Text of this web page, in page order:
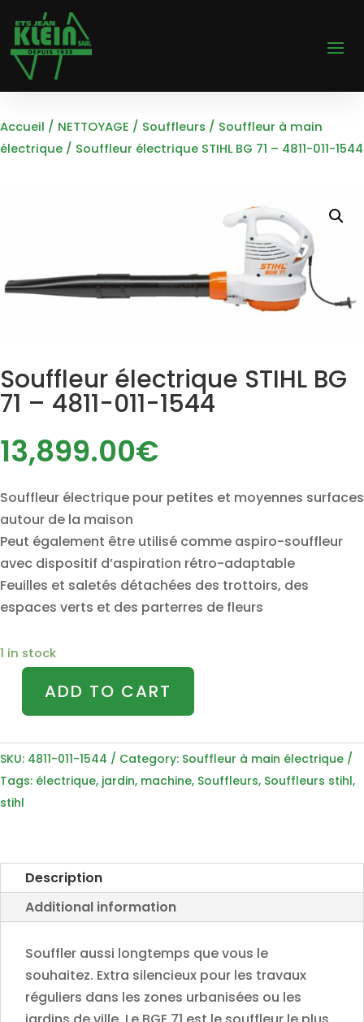
Accueil / NETTOYAGE / Souffleurs / Souffleur à main
électrique / Souffleur électrique STIHL BG 71 – 4811-011-1544
Souffleur électrique STIHL BG
71 – 4811-011-1544
13,899.00€
Souffleur électrique pour petites et moyennes surfaces
autour de la maison
Peut également être utilisé comme aspiro-souffleur
avec dispositif d’aspiration rétro-adaptable
Feuilles et saletés détachées des trottoirs, des
espaces verts et des parterres de fleurs
1 in stock
Souffleur
STIHL
BG
71
-
1544
quantity
ADD TO CART
SKU: 4811-011-1544 Category: Souffleur à main électrique
Tags: électrique, jardin, machine, Souffleurs, Souffleurs stihl,
stihl
Description
Additional information
Souffler aussi longtemps que vous le
souhaitez. Extra silencieux pour les travaux
réguliers dans les zones urbanisées ou les